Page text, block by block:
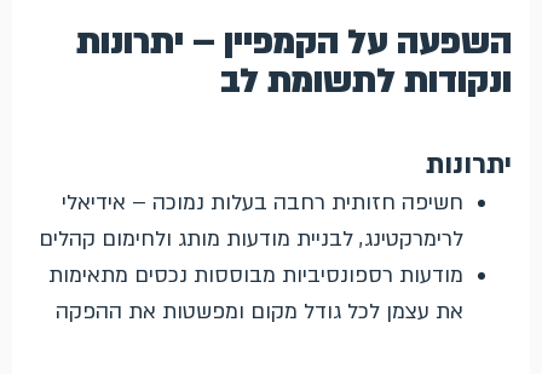
השפעה על הקמפיין – יתרונות
ונקודות לתשומת לב
יתרונות
חשיפה חזותית רחבה בעלות נמוכה – אידיאלי
לרימרקטינג, לבניית מודעות מותג ולחימום קהלים
מודעות רספונסיביות מבוססות נכסים מתאימות
את עצמן לכל גודל מקום ומפשטות את ההפקה